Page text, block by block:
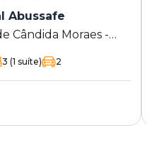
Abussafe
Cândida Moraes -
3 (1 suíte) 2